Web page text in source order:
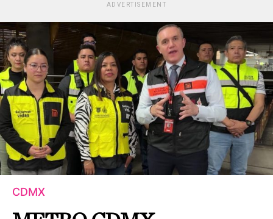
ADVERTISEMENT
CDMX